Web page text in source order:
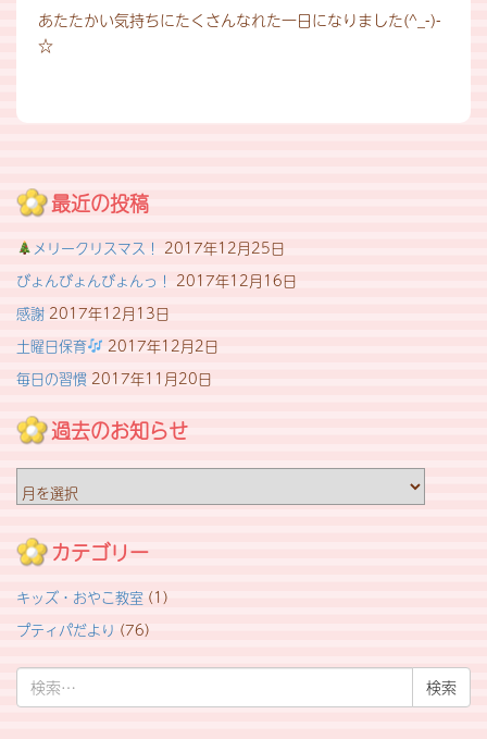
あたたかい気持ちにたくさんなれた一日になりました(^_-)-
☆
最近の投稿
メリークリスマス！ 2017年12月25日
びょんびょんびょんっ！ 2017年12月16日
感謝 2017年12月13日
土曜日保育
2017年12月2日
毎日の習慣 2017年11月20日
過去のお知らせ
過
去
お
知
ら
カテゴリー
キッズ・おやこ教室 (1)
プティパだより (76)
検
索: